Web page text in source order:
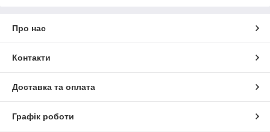
Про нас
Контакти
Доставка та оплата
Графік роботи